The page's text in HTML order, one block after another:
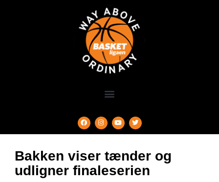
Bakken viser tænder og
udligner finaleserien